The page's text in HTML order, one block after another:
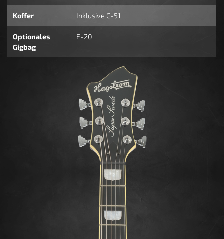
Koffer Inklusive C-51
Optionales
Gigbag
E-20